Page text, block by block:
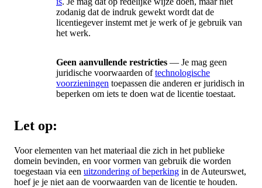
zodanig dat de indruk gewekt wordt dat de
licentiegever instemt met je werk of je gebruik van
het werk.
Geen aanvullende restricties — Je mag geen
juridische voorwaarden oftechnologische
voorzieningen toepassen die anderen er juridisch in
beperken om iets te doen wat de licentie toestaat.
Let op:
Voor elementen van het materiaal die zich in het publieke
domein bevinden, en voor vormen van gebruik die worden
toegestaan via een uitzondering of beperking in de Auteurswet,
hoef je je niet aan de voorwaarden van de licentie te houden.